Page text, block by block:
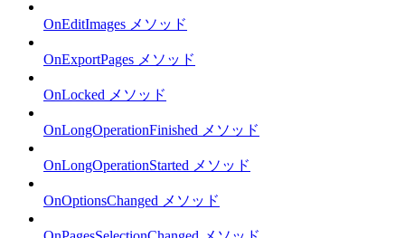
OnEditImages メソッド
OnExportPages メソッド
OnLocked メソッド
OnLongOperationFinished メソッド
OnLongOperationStarted メソッド
OnOptionsChanged メソッド